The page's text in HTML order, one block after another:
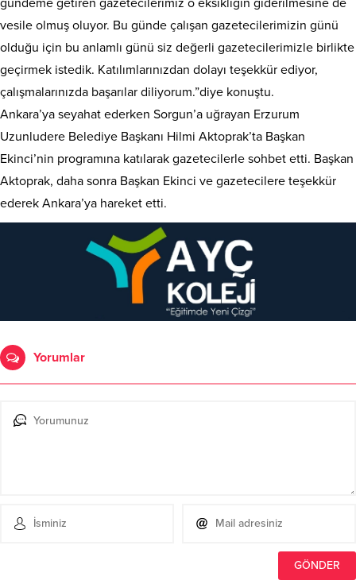
gündeme getiren gazetecilerimiz o eksikliğin giderilmesine de
vesile olmuş oluyor. Bu günde çalışan gazetecilerimizin günü
olduğu için bu anlamlı günü siz değerli gazetecilerimizle birlikte
geçirmek istedik. Katılımlarınızdan dolayı teşekkür ediyor,
çalışmalarınızda başarılar diliyorum.”diye konuştu.
Ankara’ya seyahat ederken Sorgun’a uğrayan Erzurum
Uzunludere Belediye Başkanı Hilmi Aktoprak’ta Başkan
Ekinci’nin programına katılarak gazetecilerle sohbet etti. Başkan
Aktoprak, daha sonra Başkan Ekinci ve gazetecilere teşekkür
ederek Ankara’ya hareket etti.
Yorumlar